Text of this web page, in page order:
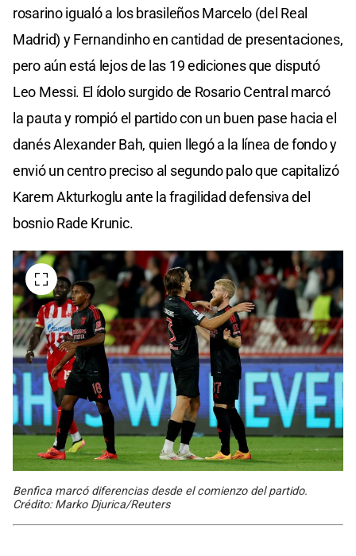
rosarino igualó a los brasileños Marcelo (del Real
Madrid) y Fernandinho en cantidad de presentaciones,
pero aún está lejos de las 19 ediciones que disputó
Leo Messi. El ídolo surgido de Rosario Central marcó
la pauta y rompió el partido con un buen pase hacia el
danés Alexander Bah, quien llegó a la línea de fondo y
envió un centro preciso al segundo palo que capitalizó
Karem Akturkoglu ante la fragilidad defensiva del
bosnio Rade Krunic.
Benfica marcó diferencias desde el comienzo del partido.
Crédito: Marko Djurica/Reuters